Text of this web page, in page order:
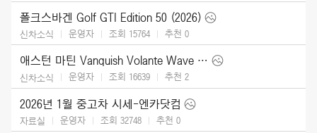
폴크스바겐 Golf GTI Edition 50 (2026)
신차소식 운영자 조회 15764 추천 0
애스턴 마틴 Vanquish Volante Wave Edition (2026)
신차소식 운영자 조회 16639 추천 2
2026년 1월 중고차 시세-엔카닷컴
자료실 운영자 조회 32748 추천 0